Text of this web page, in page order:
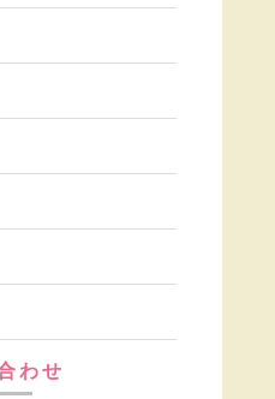
わせ